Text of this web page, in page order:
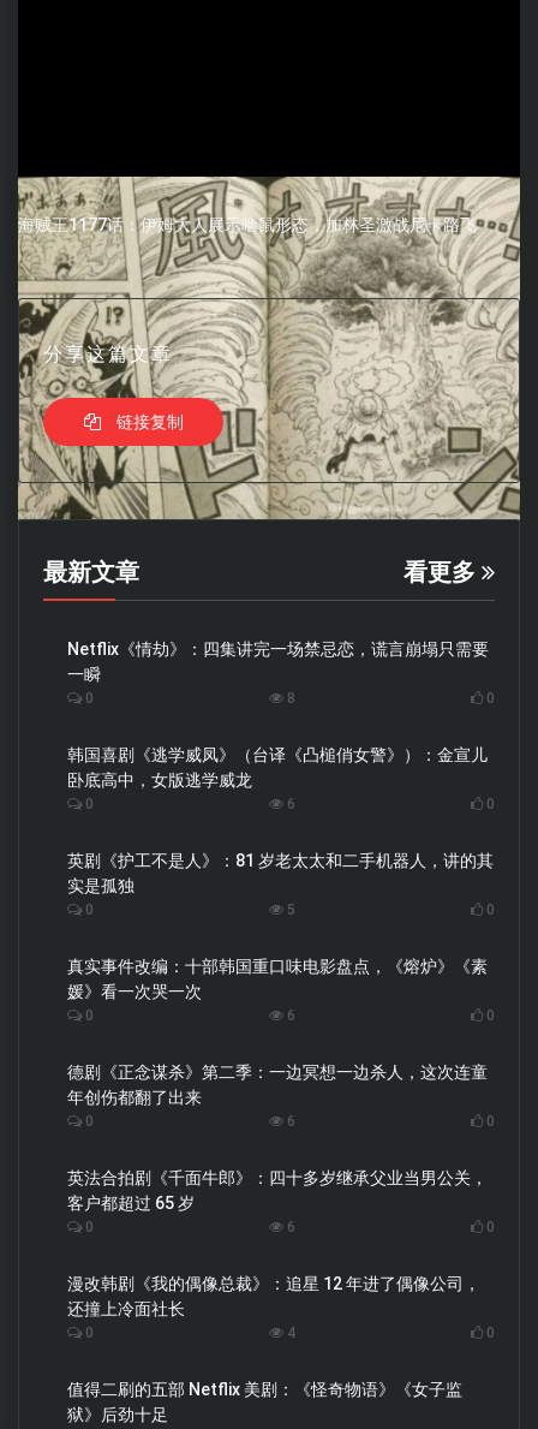
海贼王1177话：伊姆大人展示啮鼠形态，加林圣激战尼卡路飞
分享这篇文章
链接复制
最新文章 看更多
Netflix《情劫》：四集讲完一场禁忌恋，谎言崩塌只需要
一瞬
0 8 0
韩国喜剧《逃学威凤》（台译《凸槌俏女警》）：金宣儿
卧底高中，女版逃学威龙
0 6 0
英剧《护工不是人》：81 岁老太太和二手机器人，讲的其
实是孤独
0 5 0
真实事件改编：十部韩国重口味电影盘点，《熔炉》《素
媛》看一次哭一次
0 6 0
德剧《正念谋杀》第二季：一边冥想一边杀人，这次连童
年创伤都翻了出来
0 6 0
英法合拍剧《千面牛郎》：四十多岁继承父业当男公关，
客户都超过 65 岁
0 6 0
漫改韩剧《我的偶像总裁》：追星 12 年进了偶像公司，
还撞上冷面社长
0 4 0
值得二刷的五部 Netflix 美剧：《怪奇物语》《女子监
狱》后劲十足